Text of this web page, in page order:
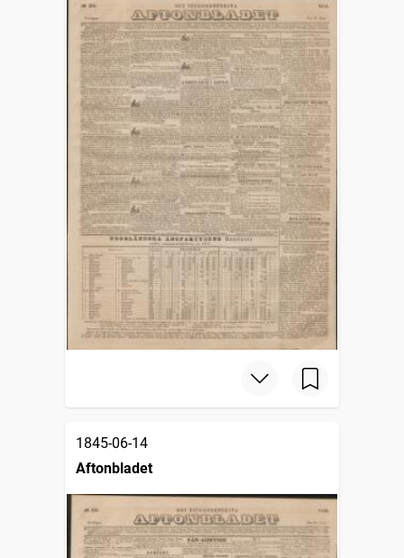
1845-06-14
Aftonbladet